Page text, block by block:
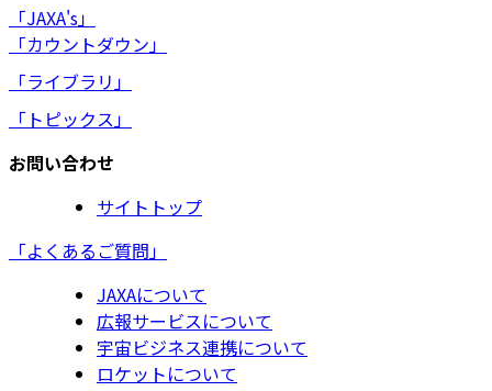
「JAXA's」
「カウントダウン」
「ライブラリ」
「トピックス」
お問い合わせ
サイトトップ
「よくあるご質問」
JAXAについて
広報サービスについて
宇宙ビジネス連携について
ロケットについて